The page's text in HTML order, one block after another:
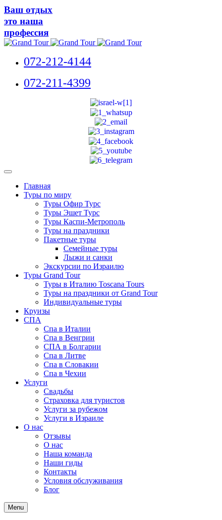
Ваш отдых
это наша
профессия
072-212-4144
072-211-4399
Главная
Туры по миру
Туры Офир Турс
Туры Эшет Турс
Туры Каспи-Метрополь
Туры на праздники
Пакетные туры
Семейные туры
Лыжи и санки
Экскурсии по Израилю
Туры Grand Tour
Туры в Италию Toscana Tours
Туры на праздники от Grand Tour
Индивидуальные туры
Круизы
СПА
Спа в Италии
Спа в Венгрии
СПА в Болгарии
Спа в Литве
Спа в Словакии
Спа в Чехии
Услуги
Свадьбы
Страховка для туристов
Услуги за рубежом
Услуги в Израиле
О нас
Отзывы
О нас
Наша команда
Наши гиды
Контакты
Условия обслуживания
Блог
Menu